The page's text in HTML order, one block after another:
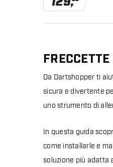
Da Dartshopper ti
sicura e divertente
uno strumento di
In questa guida
come installarle e
soluzione più adatta